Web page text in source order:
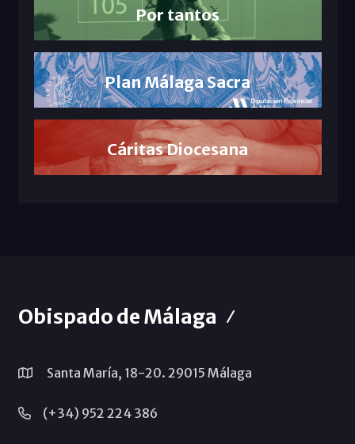
Por tantos
Plan Málaga Sacra
Cáritas Diocesana
Obispado de Málaga
Santa María, 18-20. 29015 Málaga
(+34) 952 224 386